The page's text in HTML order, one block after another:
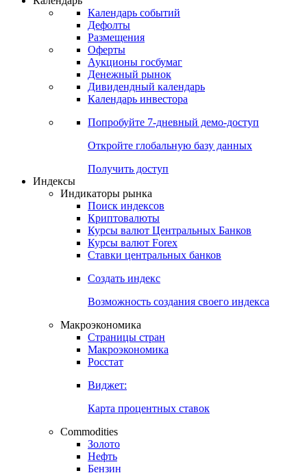
Откройте глобальную базу данных
Получить доступ
Календарь
Календарь событий
Дефолты
Размещения
Оферты
Денежный рынок
Календарь инвестора
Попробуйте7-дневный
Откройте глобальную базу данных
Получить доступ
Индикаторы рынка
Поиск индексов
Курсы валют Центральных Банков
Ставки центральных банков
Создать индекс
Возможность создания своего индекса
Страницы стран
Росстат
Виджет:
Карта процентных ставок